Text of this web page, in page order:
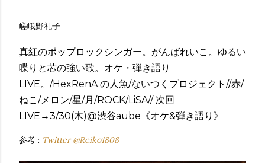
嵯峨野礼子
真紅のポップロックシンガー。がんばれいこ。ゆるい
喋りと芯の強い歌。オケ・弾き語り
LIVE。/HexRenA.の人魚/ないつくプロジェクト//赤/
ねこ/メロン/星/月/ROCK/LiSA// 次回
LIVE→3/30(木)@渋谷aube《オケ&弾き語り》
参考 : Twitter @Reiko1808